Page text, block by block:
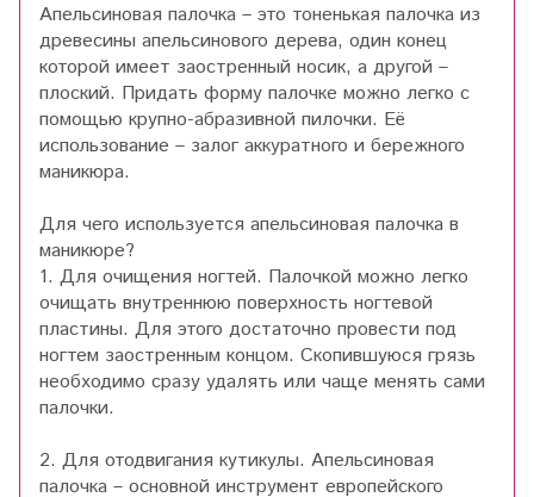
Апельсиновая палочка – это тоненькая палочка из
древесины апельсинового дерева, один конец
которой имеет заостренный носик, а другой –
плоский. Придать форму палочке можно легко с
помощью крупно-абразивной пилочки. Её
использование – залог аккуратного и бережного
маникюра.
Для чего используется апельсиновая палочка в
маникюре?
1. Для очищения ногтей. Палочкой можно легко
очищать внутреннюю поверхность ногтевой
пластины. Для этого достаточно провести под
ногтем заостренным концом. Скопившуюся грязь
необходимо сразу удалять или чаще менять сами
палочки.
2. Для отодвигания кутикулы. Апельсиновая
палочка – основной инструмент европейского